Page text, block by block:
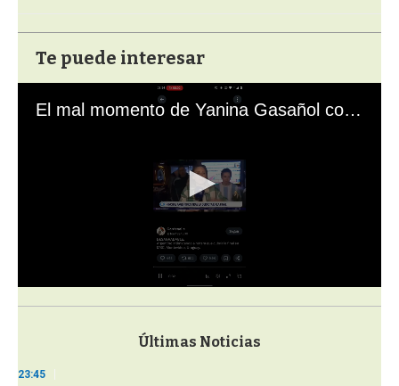
Te puede interesar
El mal momento de Yanina Gasañol con un hincha argentino en "Subrayado"
s
d
Últimas Noticias
23:45